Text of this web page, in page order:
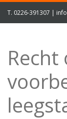
T. 0226-391307 |